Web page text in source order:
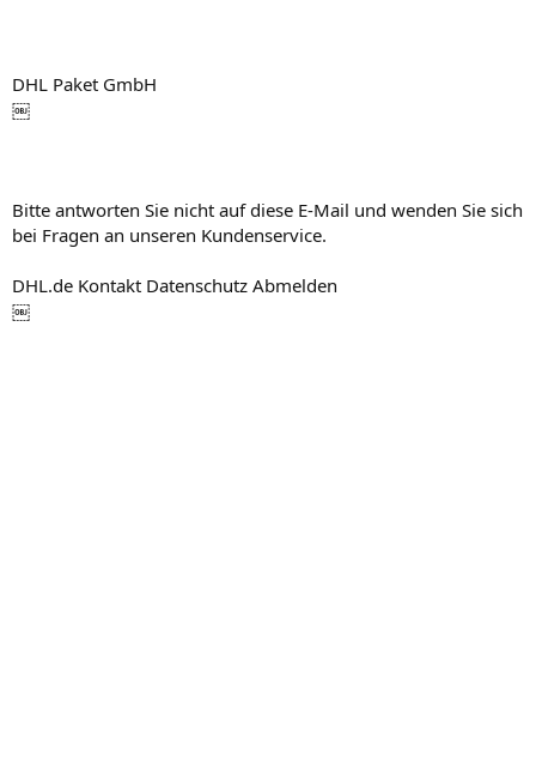
DHL Paket GmbH
￼
Bitte antworten Sie nicht auf diese E-Mail und wenden Sie sich
bei Fragen an unseren Kundenservice.
DHL.de Kontakt Datenschutz Abmelden
￼